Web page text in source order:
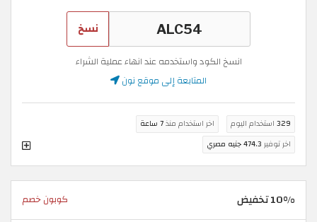
نسخ
انسخ الكود واستخدمه عند انهاء عملية الشراء
المتابعة إلى موقع نون
329 استخدام اليوم اخر استخدام منذ7 ساعة
اخر توفير 474.3 جنيه مصري
10% تخفيض كوبون خصم